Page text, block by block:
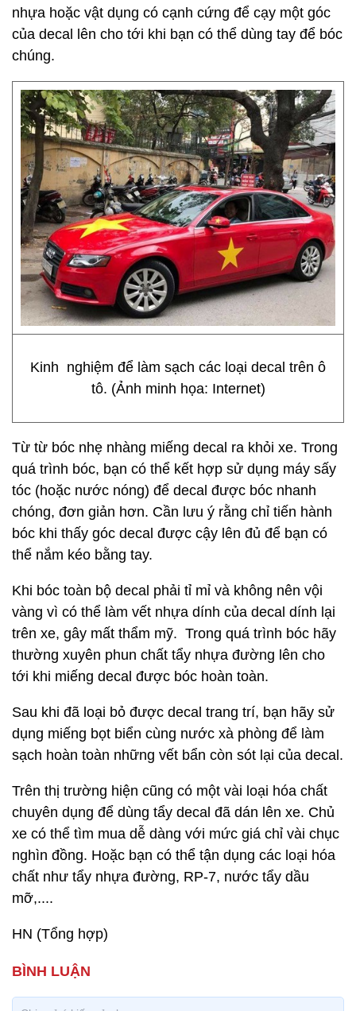
nhựa hoặc vật dụng có cạnh cứng để cạy một góc
của decal lên cho tới khi bạn có thể dùng tay để bóc
chúng.
Kinh nghiệm để làm sạch các loại decal trên ô
tô. (Ảnh minh họa: Internet)
Từ từ bóc nhẹ nhàng miếng decal ra khỏi xe. Trong
quá trình bóc, bạn có thể kết hợp sử dụng máy sấy
tóc (hoặc nước nóng) để decal được bóc nhanh
chóng, đơn giản hơn. Cần lưu ý rằng chỉ tiến hành
bóc khi thấy góc decal được cậy lên đủ để bạn có
thể nắm kéo bằng tay.
Khi bóc toàn bộ decal phải tỉ mỉ và không nên vội
vàng vì có thể làm vết nhựa dính của decal dính lại
trên xe, gây mất thẩm mỹ. Trong quá trình bóc hãy
thường xuyên phun chất tẩy nhựa đường lên cho
tới khi miếng decal được bóc hoàn toàn.
Sau khi đã loại bỏ được decal trang trí, bạn hãy sử
dụng miếng bọt biển cùng nước xà phòng để làm
sạch hoàn toàn những vết bẩn còn sót lại của decal.
Trên thị trường hiện cũng có một vài loại hóa chất
chuyên dụng để dùng tẩy decal đã dán lên xe. Chủ
xe có thể tìm mua dễ dàng với mức giá chỉ vài chục
nghìn đồng. Hoặc bạn có thể tận dụng các loại hóa
chất như tẩy nhựa đường, RP-7, nước tẩy dầu
mỡ,....
HN (Tổng hợp)